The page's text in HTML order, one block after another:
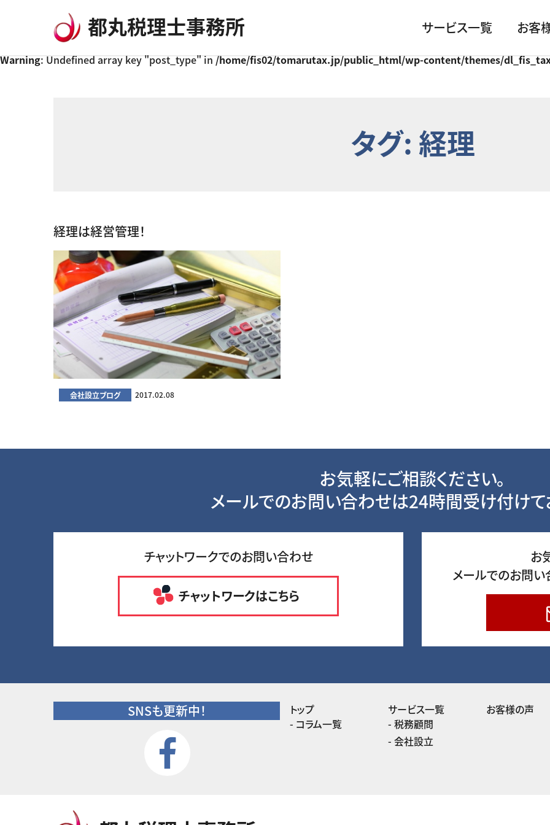
都丸税理士事務所 サービス一覧 お客
Warning: Undefined array key "post_type" in/home/fis02/tomarutax.jp/public_html/wp-content/themes/
タグ: 経理
経理は経営管理！
会社設立ブログ 2017.02.08
お気軽にご相談ください。
メールでのお問い合わせは24時間受け付けて
チャットワークでのお問い合わせ
チャットワークはこちら
お
メールでのお問い
SNSも更新中！
トップ
コラム一覧
サービス一覧
税務顧問
会社設立
お客様の声